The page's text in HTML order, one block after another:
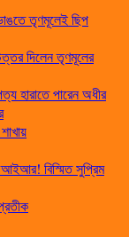
তৃণমূলেই ছিপ
দিলেন তৃণমূলের
হারাতে পারেন অধীর
বিস্মিত সুপ্রিম